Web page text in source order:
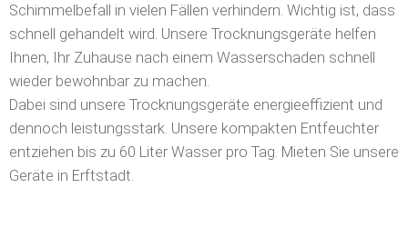
Schimmelbefall in vielen Fällen verhindern. Wichtig ist, dass
schnell gehandelt wird. Unsere Trocknungsgeräte helfen
Ihnen, Ihr Zuhause nach einem Wasserschaden schnell
wieder bewohnbar zu machen.
Dabei sind unsere Trocknungsgeräte energieeffizient und
dennoch leistungsstark. Unsere kompakten Entfeuchter
entziehen bis zu 60 Liter Wasser pro Tag. Mieten Sie unsere
Geräte in Erftstadt.